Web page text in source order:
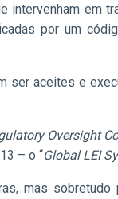
intervenham em
por um
ser aceites e
Oversight
– o “Global LEI
mas sobretudo